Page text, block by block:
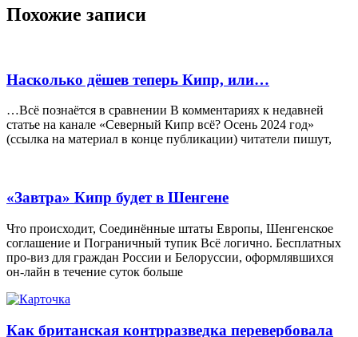
Похожие записи
Насколько дёшев теперь Кипр, или…
…Всё познаётся в сравнении В комментариях к недавней
статье на канале «Северный Кипр всё? Осень 2024 год»
(ссылка на материал в конце публикации) читатели пишут,
«Завтра» Кипр будет в Шенгене
Что происходит, Соединённые штаты Европы, Шенгенское
соглашение и Пограничный тупик Всё логично. Бесплатных
про-виз для граждан России и Белоруссии, оформлявшихся
он-лайн в течение суток больше
Как британская контрразведка перевербовала